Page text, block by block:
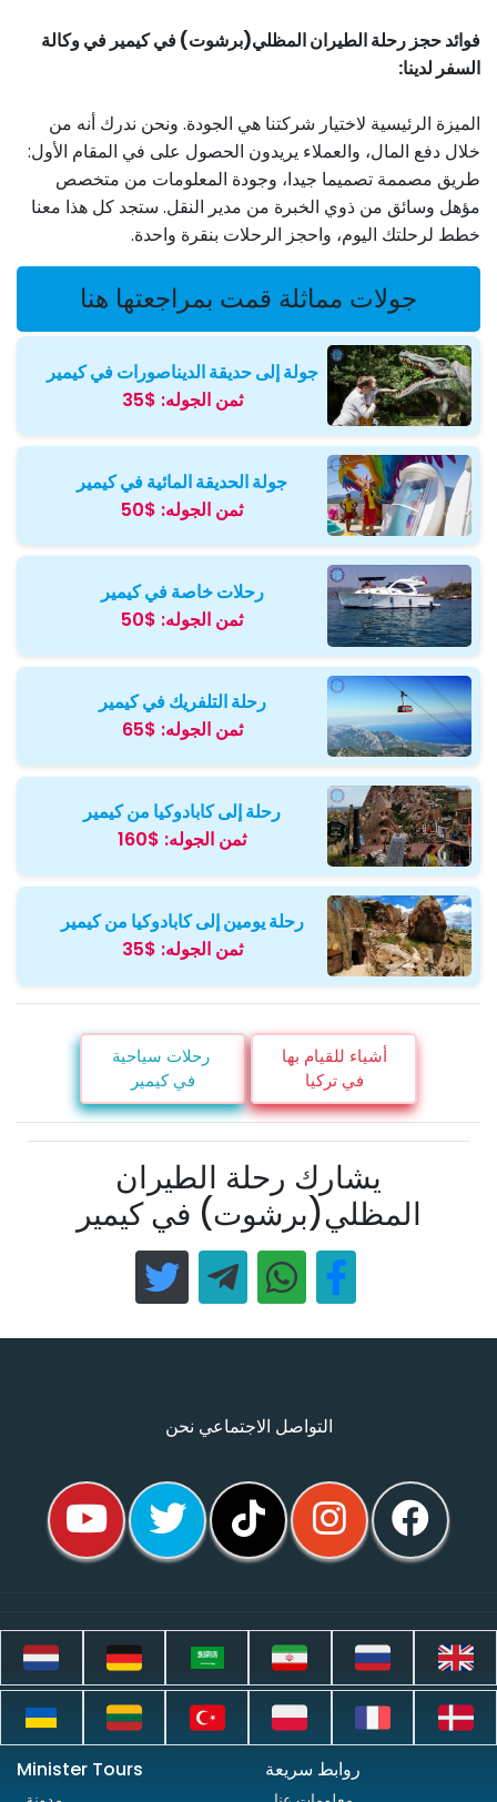
فوائد حجز رحلة الطيران المظلي(برشوت) في كيمير في وكالة
السفر لدينا:
الميزة الرئيسية لاختيار شركتنا هي الجودة. ونحن ندرك أنه من
خلال دفع المال، والعملاء يريدون الحصول على في المقام الأول:
طريق مصممة تصميما جيدا، وجودة المعلومات من متخصص
مؤهل وسائق من ذوي الخبرة من مدير النقل. ستجد كل هذا معنا
خطط لرحلتك اليوم، واحجز الرحلات بنقرة واحدة.
جولات مماثلة قمت بمراجعتها هنا
جولة إلى حديقة الديناصورات في كيمير
ثمن الجوله: $35
جولة الحديقة المائية في كيمير
ثمن الجوله: $50
رحلات خاصة في كيمير
ثمن الجوله: $50
رحلة التلفريك في كيمير
ثمن الجوله: $65
رحلة إلى كابادوكيا من كيمير
ثمن الجوله: $160
رحلة يومين إلى كابادوكيا من كيمير
ثمن الجوله: $35
أشياء للقيام بها
في تركيا
رحلات سياحية
في كيمير
يشارك رحلة الطيران
المظلي(برشوت) في كيمير
التواصل الاجتماعي نحن
روابط سريعة Minister Tours